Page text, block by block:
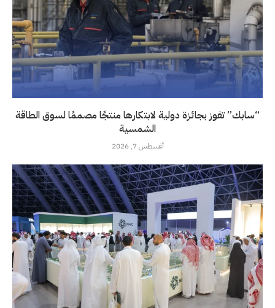
“سابك” تفوز بجائزة دولية لابتكارها منتجًا مصممًا لسوق الطاقة
الشمسية
أغسطس 7, 2026